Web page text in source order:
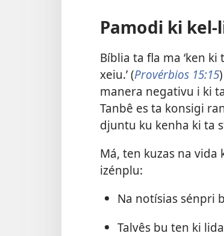
Pamodi ki
Bíblia ta fla ma ‘ken
xeiu.’ (Provérbios 15:15
manera negativu i ki
Tanbê es ta konsigi
djuntu ku kenha ki ta
Má, ten kuzas na
izénplu:
Na notísias sénpri
Talvês bu ten ki